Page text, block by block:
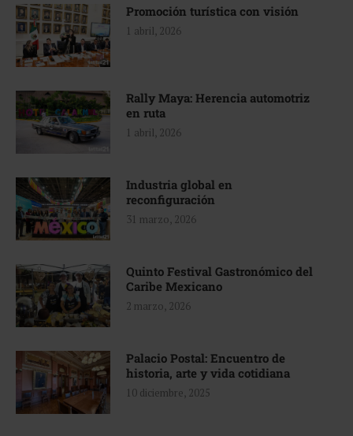
Promoción turística con visión
1 abril, 2026
Rally Maya: Herencia automotriz
en ruta
1 abril, 2026
Industria global en
reconfiguración
31 marzo, 2026
Quinto Festival Gastronómico del
Caribe Mexicano
2 marzo, 2026
Palacio Postal: Encuentro de
historia, arte y vida cotidiana
10 diciembre, 2025